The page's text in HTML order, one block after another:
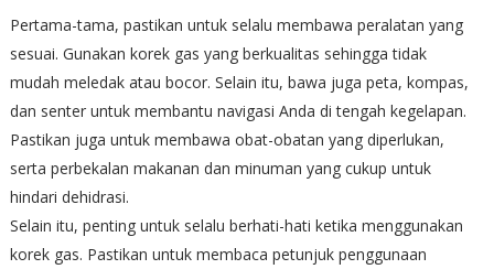
Pertama-tama, pastikan untuk selalu membawa peralatan yang
sesuai. Gunakan korek gas yang berkualitas sehingga tidak
mudah meledak atau bocor. Selain itu, bawa juga peta, kompas,
dan senter untuk membantu navigasi Anda di tengah kegelapan.
Pastikan juga untuk membawa obat-obatan yang diperlukan,
serta perbekalan makanan dan minuman yang cukup untuk
hindari dehidrasi.
Selain itu, penting untuk selalu berhati-hati ketika menggunakan
korek gas. Pastikan untuk membaca petunjuk penggunaan